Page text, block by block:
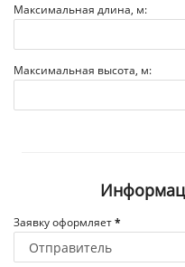
Максимальная длина, м:
Максимальная высота, м:
Заявку оформляет*